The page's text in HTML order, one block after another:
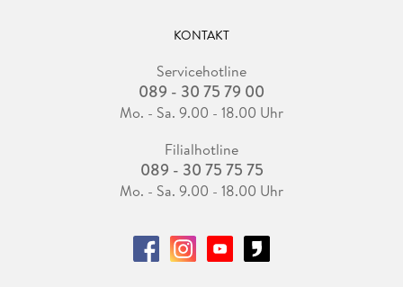
KONTAKT
Servicehotline
089 - 30 75 79 00
Mo. - Sa. 9.00 - 18.00 Uhr
Filialhotline
089 - 30 75 75 75
Mo. - Sa. 9.00 - 18.00 Uhr